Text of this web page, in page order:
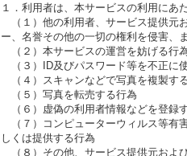
１．利用者は、本サービスの利用にあ
（１）他の利用者、サービス提供元
ー、名誉その他の一切の権利を侵害、
（２）本サービスの運営を妨げる行
（３）ID及びパスワード等を不正に
（４）スキャンなどで写真を複製す
（５）写真を転売する行為
（６）虚偽の利用者情報などを登録
（７）コンピューターウィルス等有
しくは提供する行為
（８）その他、サービス提供元およ